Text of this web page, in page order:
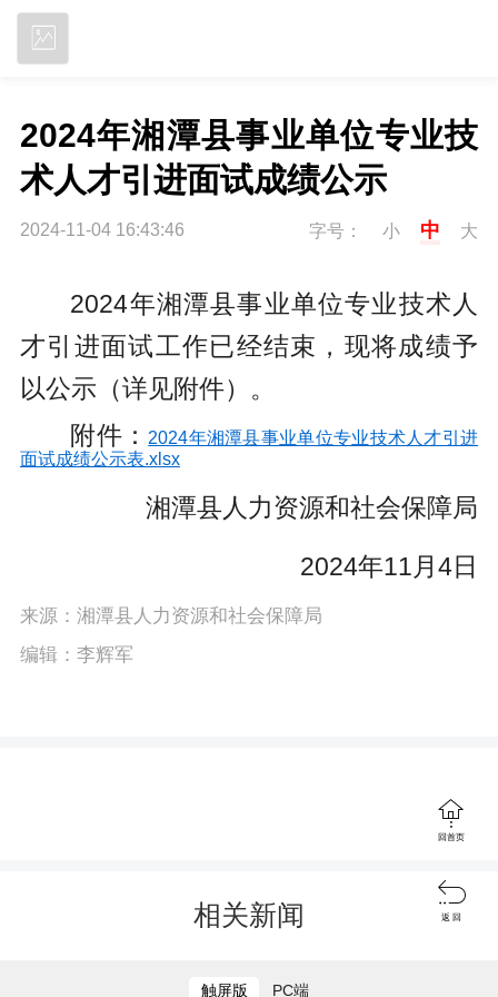
2024年湘潭县事业单位专业技
术人才引进面试成绩公示
2024-11-04 16:43:46 字号： 小 中 大
2024年湘潭县事业单位专业技术人
才引进面试工作已经结束，现将成绩予
以公示（详见附件）。
附件：2024年湘潭县事业单位专业技术人才引进
面试成绩公示表.xlsx
湘潭县人力资源和社会保障局
2024年11月4日
来源：湘潭县人力资源和社会保障局
编辑：李辉军
相关新闻
触屏版 PC端

回首页

返 回